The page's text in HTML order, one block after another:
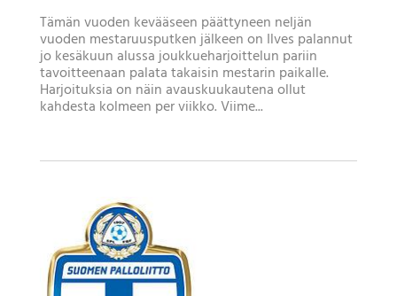
Tämän vuoden kevääseen päättyneen neljän
vuoden mestaruusputken jälkeen on Ilves palannut
jo kesäkuun alussa joukkueharjoittelun pariin
tavoitteenaan palata takaisin mestarin paikalle.
Harjoituksia on näin avauskuukautena ollut
kahdesta kolmeen per viikko. Viime...